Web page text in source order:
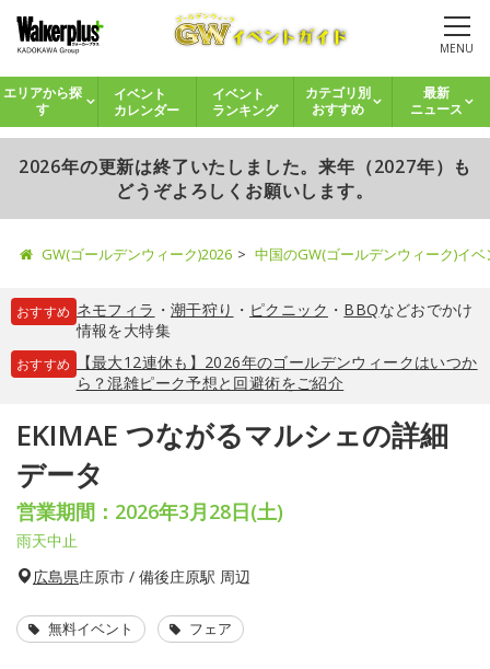
MENU
エリアから探
す
イベント
カレンダー
イベント
ランキング
カテゴリ別
おすすめ
最新
ニュース
2026年の更新は終了いたしました。来年（2027年）も
どうぞよろしくお願いします。
GW(ゴールデンウィーク)2026 中国のGW(ゴールデンウィーク)イ
おすすめ ネモフィラ ・ 潮干狩り ・ ピクニック ・ BBQなどおでかけ
情報を大特集
おすすめ
【最大12連休も】2026年のゴールデンウィークはいつか
ら？混雑ピーク予想と回避術をご紹介
EKIMAE つながるマルシェの詳細
データ
営業期間：2026年3月28日(土)
雨天中止
広島県庄原市 / 備後庄原駅 周辺
無料イベント フェア